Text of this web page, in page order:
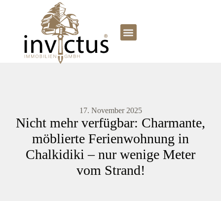
17. November 2025
Nicht mehr verfügbar: Charmante,
möblierte Ferienwohnung in
Chalkidiki – nur wenige Meter
vom Strand!